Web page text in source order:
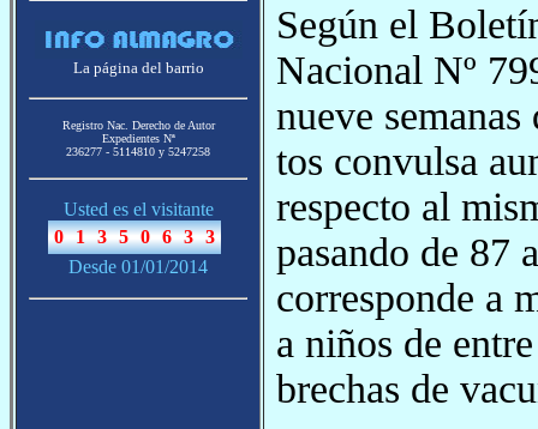
La página del barrio
Registro Nac. Derecho de Autor
Expedientes Nª
236277 - 5114810 y 5247258
Usted es el visitante
Desde 01/01/2014
Según el
Nacional Nº
nueve
tos convulsa
respecto al
pasando de 87
corresponde a
a niños de
brechas de